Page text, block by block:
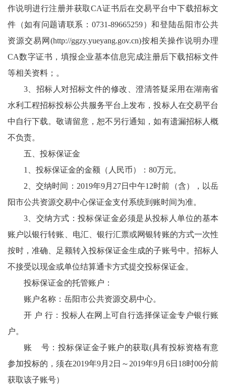
作说明进行注册并获取CA证书后在交易平台中下载招标文
件（如有问题请联系：0731-89665259）和登陆岳阳市公共
资源交易网(http://ggzy.yueyang.gov.cn)按相关操作说明办理
CA数字证书，填报企业基本信息完成注册后下载招标文件
等相关资料；。
3、招标人对招标文件的修改、澄清答疑采用在湖南省
水利工程招标投标公共服务平台上发布，投标人在交易平台
中自行下载。敬请留意，恕不另行通知，如有遗漏招标人概
不负责。
五、投标保证金
1、投标保证金的金额（人民币）：80万元。
2、交纳时间：2019年9月27日中午12时前（含），以岳
阳市公共资源交易中心保证金支付系统到账时间为准。
3、交纳方式：投标保证金必须是从投标人单位的基本
账户以银行转账、电汇、银行汇票或网银转账的方式一次性
按时，准确、足额转入投标保证金生成的子账号中。招标人
不接受以现金或单位结算通卡方式提交投标保证金。
投标保证金的托管账户：
账户名称：岳阳市公共资源交易中心。
开 户 行：投标人在网上可自行选择保证金专户银行账
户。
账 号：投标保证金子账户的获取(具有投标资格有意
参加投标的，须在2019年9月2日～2019年9月6日18时00分前
获取该子账号）